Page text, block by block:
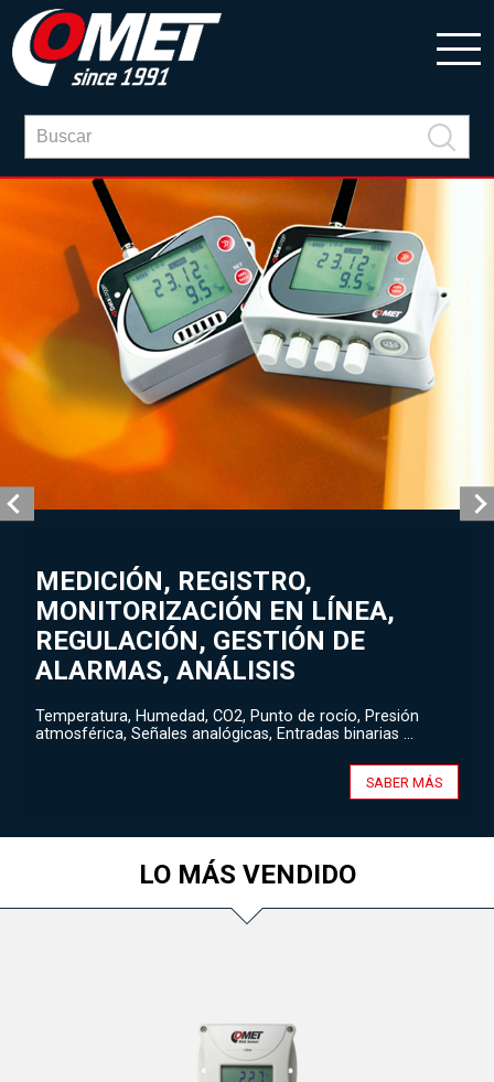
MEDICIÓN, REGISTRO,
MONITORIZACIÓN EN LÍNEA,
REGULACIÓN, GESTIÓN DE
ALARMAS, ANÁLISIS
Temperatura, Humedad, CO2, Punto de rocío, Presión
atmosférica, Señales analógicas, Entradas binarias ...
SABER MÁS
LO MÁS VENDIDO